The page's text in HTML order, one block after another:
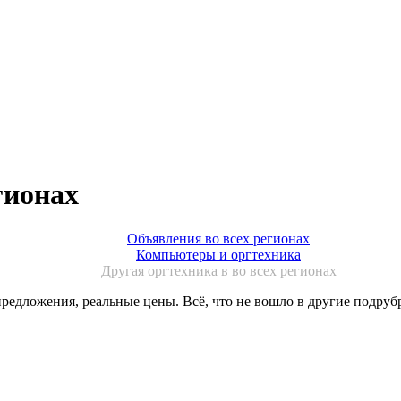
Объявления во всех регионах
Компьютеры и оргтехника
Другая оргтехника в во всех регионах
реальные цены. Всё, что не вошло в другие